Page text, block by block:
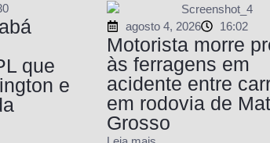
que
e
agosto 4, 2026 16:02
Motorista morre
às ferragens em
acidente entre
em rodovia de
Grosso